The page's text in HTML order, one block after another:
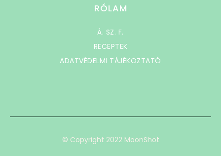
RÓLAM
Á. SZ. F.
RECEPTEK
ADATVÉDELMI TÁJÉKOZTATÓ
© Copyright 2022 MoonShot